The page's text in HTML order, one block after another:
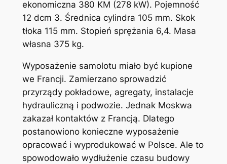
ekonomiczna 380 KM (278 kW). Pojemność
12 dcm 3. Średnica cylindra 105 mm. Skok
tłoka 115 mm. Stopień sprężania 6,4. Masa
własna 375 kg.
Wyposażenie samolotu miało być kupione
we Francji. Zamierzano sprowadzić
przyrządy pokładowe, agregaty, instalacje
hydrauliczną i podwozie. Jednak Moskwa
zakazał kontaktów z Francją. Dlatego
postanowiono konieczne wyposażenie
opracować i wyprodukować w Polsce. Ale to
spowodowało wydłużenie czasu budowy